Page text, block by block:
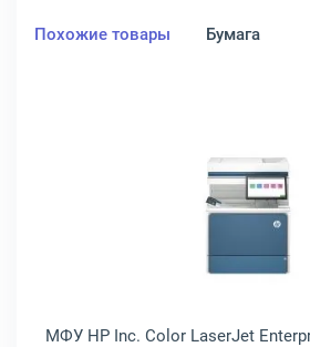
Похожие товары Бумага
HP Inc. DesignJet T830
МФУ HP Inc. Color LaserJet